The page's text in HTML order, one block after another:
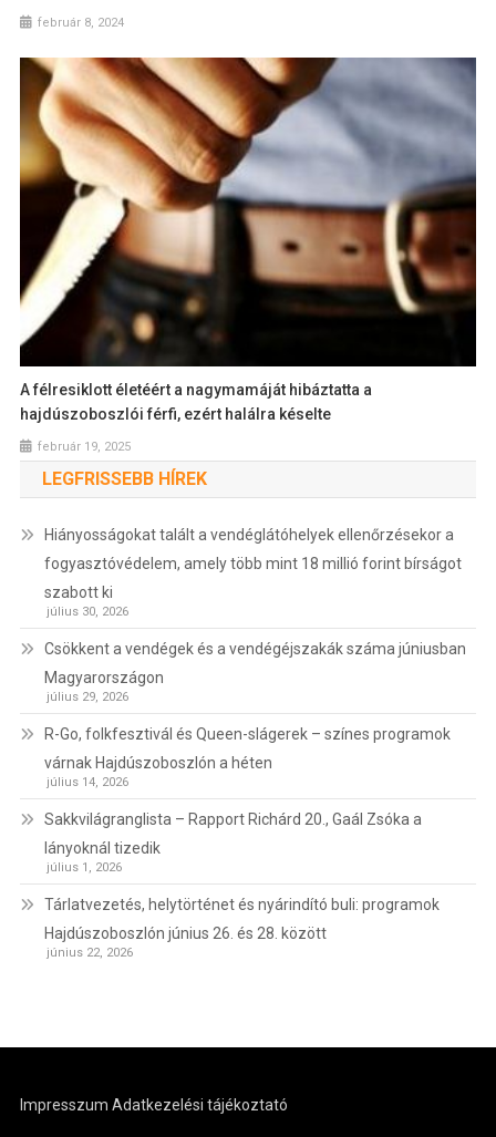
február 8, 2024
A félresiklott életéért a nagymamáját hibáztatta a
hajdúszoboszlói férfi, ezért halálra késelte
február 19, 2025
LEGFRISSEBB HÍREK
Hiányosságokat talált a vendéglátóhelyek ellenőrzésekor a
fogyasztóvédelem, amely több mint 18 millió forint bírságot
szabott ki
július 30, 2026
Csökkent a vendégek és a vendégéjszakák száma júniusban
Magyarországon
július 29, 2026
R-Go, folkfesztivál és Queen-slágerek – színes programok
várnak Hajdúszoboszlón a héten
július 14, 2026
Sakkvilágranglista – Rapport Richárd 20., Gaál Zsóka a
lányoknál tizedik
július 1, 2026
Tárlatvezetés, helytörténet és nyárindító buli: programok
Hajdúszoboszlón június 26. és 28. között
június 22, 2026
Impresszum Adatkezelési tájékoztató